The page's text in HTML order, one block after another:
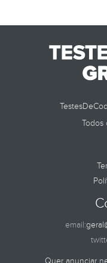
Todos
email:
Quer anunciar